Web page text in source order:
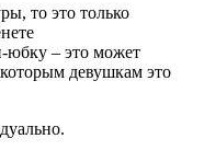
то это только
– это может
девушкам это